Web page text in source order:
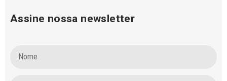
Assine nossa newsletter